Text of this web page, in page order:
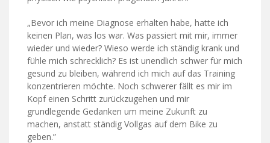
„Bevor ich meine Diagnose erhalten habe, hatte ich
keinen Plan, was los war. Was passiert mit mir, immer
wieder und wieder? Wieso werde ich ständig krank und
fühle mich schrecklich? Es ist unendlich schwer für mich
gesund zu bleiben, während ich mich auf das Training
konzentrieren möchte. Noch schwerer fällt es mir im
Kopf einen Schritt zurückzugehen und mir
grundlegende Gedanken um meine Zukunft zu
machen, anstatt ständig Vollgas auf dem Bike zu
geben.”